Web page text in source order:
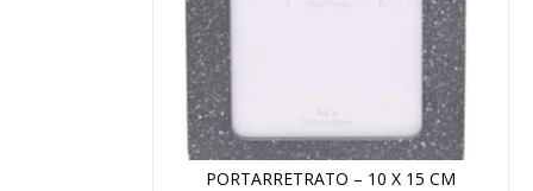
PORTARRETRATO – 10 X 15 CM